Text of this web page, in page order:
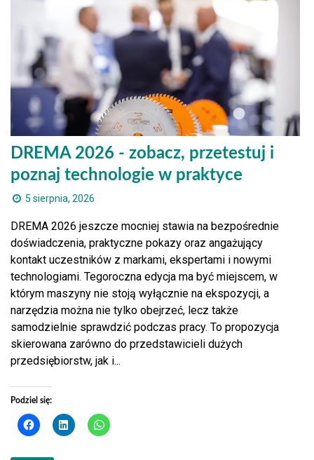
DREMA 2026 - zobacz, przetestuj i
poznaj technologie w praktyce
5 sierpnia, 2026
DREMA 2026 jeszcze mocniej stawia na bezpośrednie
doświadczenia, praktyczne pokazy oraz angażujący
kontakt uczestników z markami, ekspertami i nowymi
technologiami. Tegoroczna edycja ma być miejscem, w
którym maszyny nie stoją wyłącznie na ekspozycji, a
narzędzia można nie tylko obejrzeć, lecz także
samodzielnie sprawdzić podczas pracy. To propozycja
skierowana zarówno do przedstawicieli dużych
przedsiębiorstw, jak i...
Podziel się: